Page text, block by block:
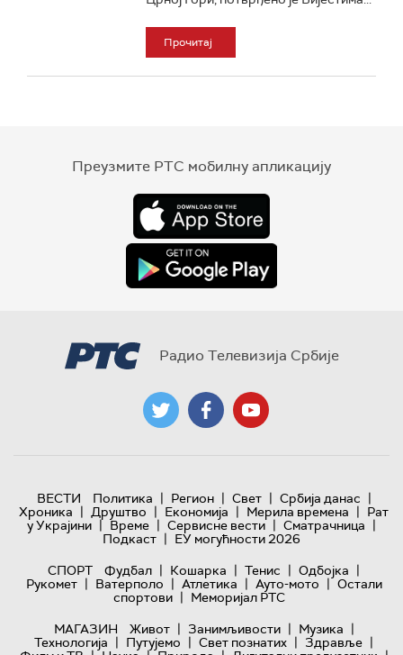
Прочитај
Преузмите РТС мобилну апликацију
Радио Телевизија Србије
ВЕСТИ Политика | Регион | Свет | Србија данас |
Хроника | Друштво | Економија | Мерила времена | Рат
у Украјини | Време | Сервисне вести | Сматрачница |
Подкаст | ЕУ могућности 2026
СПОРТ
Фудбал | Кошарка | Тенис | Одбојка |
Рукомет | Ватерполо | Атлетика | Ауто-мото | Остали
спортови | Меморијал РТС
МАГАЗИН
Живот | Занимљивости | Музика |
Технологијa | Путујемо | Свет познатих | Здравље |